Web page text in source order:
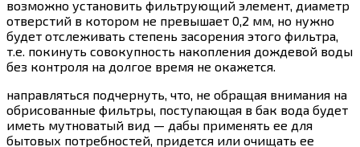
возможно установить фильтрующий элемент, диаметр
отверстий в котором не превышает 0,2 мм, но нужно
будет отслеживать степень засорения этого фильтра,
т.е. покинуть совокупность накопления дождевой воды
без контроля на долгое время не окажется.
направляться подчернуть, что, не обращая внимания на
обрисованные фильтры, поступающая в бак вода будет
иметь мутноватый вид — дабы применять ее для
бытовых потребностей, придется или очищать ее